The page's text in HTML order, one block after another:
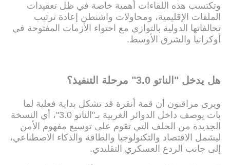
وتكتسب هذه اللقاءات أهمية خاصة في ظل تعقيدات
الملفات الإقليمية، ومحاولات واشنطن إعادة ترتيب
تحالفاتها الدولية بالتوازي مع احتواء الأزمات المفتوحة في
أوكرانيا والشرق الأوسط.
هل يدخل "الناتو 3.0" مرحلة التنفيذ؟
ويرى مراقبون أن قمة أنقرة قد تشكل بداية فعلية لما
بات يوصف داخل الدوائر الغربية بـ"الناتو 3.0"، أي النسخة
الجديدة من الحلف التي تقوم على توسيع مفهوم الأمن
ليشمل الاقتصاد والتكنولوجيا والطاقة والذكاء الاصطناعي،
إلى جانب الردع العسكري التقليدي.